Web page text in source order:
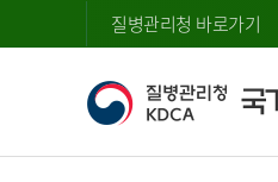
질병관리청 바로가기